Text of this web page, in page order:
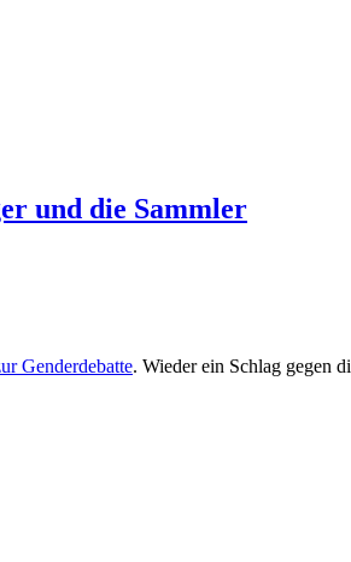
und die Sammler
Genderdebatte. Wieder ein Schlag gegen